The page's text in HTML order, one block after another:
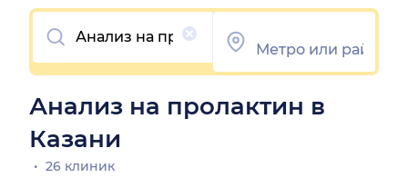
Очистить
Анализ на пролактин в
Казани
26 клиник